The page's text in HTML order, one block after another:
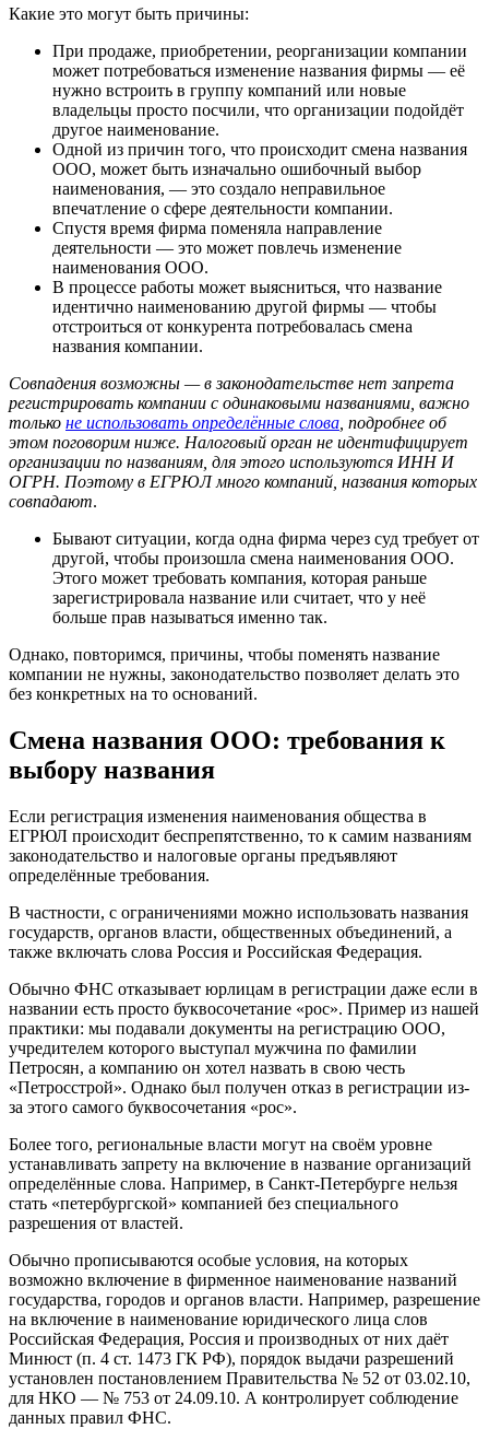
Какие это могут быть причины:
При продаже, приобретении, реорганизации компании
может потребоваться изменение названия фирмы — её
нужно встроить в группу компаний или новые
владельцы просто посчили, что организации подойдёт
другое наименование.
Одной из причин того, что происходит смена названия
ООО, может быть изначально ошибочный выбор
наименования, — это создало неправильное
впечатление о сфере деятельности компании.
Спустя время фирма поменяла направление
деятельности — это может повлечь изменение
наименования ООО.
В процессе работы может выясниться, что название
идентично наименованию другой фирмы — чтобы
отстроиться от конкурента потребовалась смена
названия компании.
Совпадения возможны — в законодательстве нет запрета
регистрировать компании с одинаковыми названиями, важно
только не использовать определённые слова , подробнее об
этом поговорим ниже. Налоговый орган не идентифицирует
организации по названиям, для этого используются ИНН И
ОГРН. Поэтому в ЕГРЮЛ много компаний, названия которых
совпадают.
Бывают ситуации, когда одна фирма через суд требует от
другой, чтобы произошла смена наименования ООО.
Этого может требовать компания, которая раньше
зарегистрировала название или считает, что у неё
больше прав называться именно так.
Однако, повторимся, причины, чтобы поменять название
компании не нужны, законодательство позволяет делать это
без конкретных на то оснований.
Смена названия ООО: требования к
выбору названия
Если регистрация изменения наименования общества в
ЕГРЮЛ происходит беспрепятственно, то к самим названиям
законодательство и налоговые органы предъявляют
определённые требования.
В частности, с ограничениями можно использовать названия
государств, органов власти, общественных объединений, а
также включать слова Россия и Российская Федерация.
Обычно ФНС отказывает юрлицам в регистрации даже если в
названии есть просто буквосочетание «рос». Пример из нашей
практики: мы подавали документы на регистрацию ООО,
учредителем которого выступал мужчина по фамилии
Петросян, а компанию он хотел назвать в свою честь
«Петросстрой». Однако был получен отказ в регистрации из-
за этого самого буквосочетания «рос».
Более того, региональные власти могут на своём уровне
устанавливать запрету на включение в название организаций
определённые слова. Например, в Санкт-Петербурге нельзя
стать «петербургской» компанией без специального
разрешения от властей.
Обычно прописываются особые условия, на которых
возможно включение в фирменное наименование названий
государства, городов и органов власти. Например, разрешение
на включение в наименование юридического лица слов
Российская Федерация, Россия и производных от них даёт
Минюст (п. 4 ст. 1473 ГК РФ), порядок выдачи разрешений
установлен постановлением Правительства № 52 от 03.02.10,
для НКО — № 753 от 24.09.10. А контролирует соблюдение
данных правил ФНС.